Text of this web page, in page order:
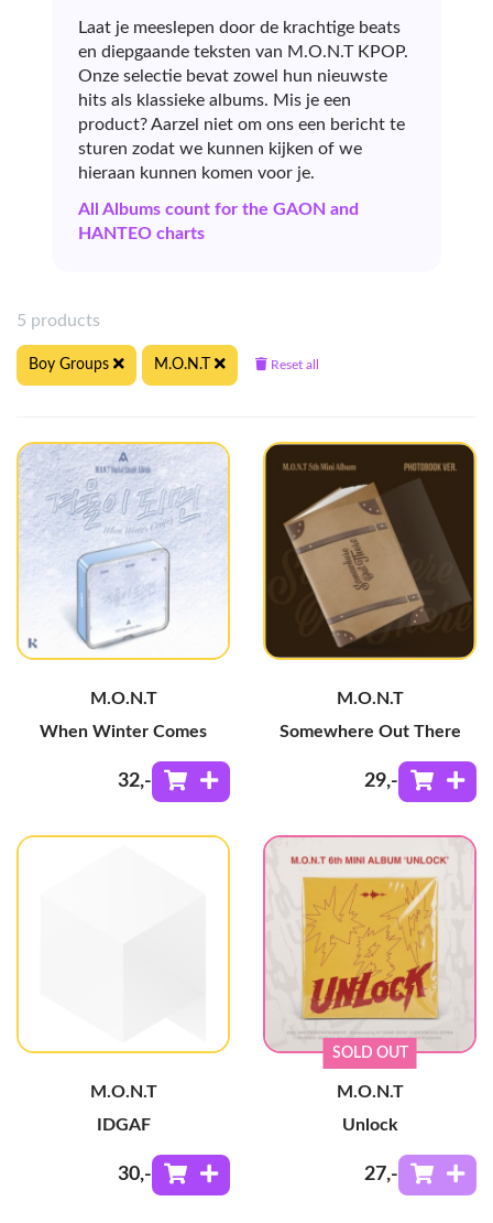
Laat je meeslepen door de krachtige beats
en diepgaande teksten van M.O.N.T KPOP.
Onze selectie bevat zowel hun nieuwste
hits als klassieke albums. Mis je een
product? Aarzel niet om ons een bericht te
sturen zodat we kunnen kijken of we
hieraan kunnen komen voor je.
All Albums count for the GAON and
HANTEO charts
5 products
Boy Groups M.O.N.T Reset all
M.O.N.T
When Winter Comes
32,-
M.O.N.T
Somewhere Out There
29,-
M.O.N.T
IDGAF
30,-
SOLD OUT
M.O.N.T
Unlock
27,-